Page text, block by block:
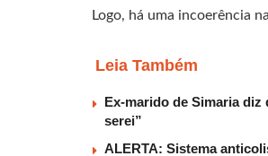
Logo, há uma incoerência
Leia Também
Ex-marido de Simaria diz
serei”
ALERTA: Sistema